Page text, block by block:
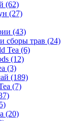
(62)
(27)
(43)
сборы трав (24)
Tea (6)
(12)
(3)
(189)
(7)
(20)